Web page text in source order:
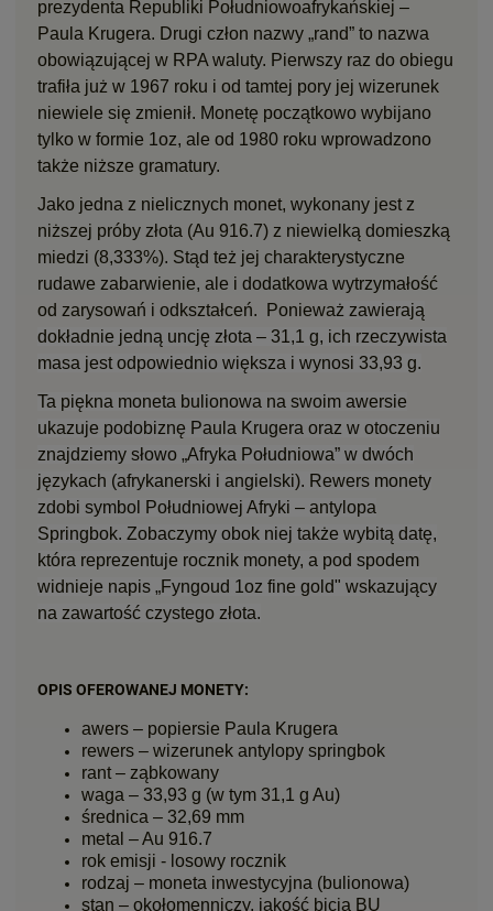
prezydenta Republiki Południowoafrykańskiej –
Paula Krugera. Drugi człon nazwy „rand” to nazwa
obowiązującej w RPA waluty. Pierwszy raz do obiegu
trafiła już w 1967 roku i od tamtej pory jej wizerunek
niewiele się zmienił. Monetę początkowo wybijano
tylko w formie 1oz, ale od 1980 roku wprowadzono
także niższe gramatury.
Jako jedna z nielicznych monet, wykonany jest z
niższej próby złota (Au 916.7) z niewielką domieszką
miedzi (8,333%). Stąd też jej charakterystyczne
rudawe zabarwienie, ale i dodatkowa wytrzymałość
od zarysowań i odkształceń. Ponieważ zawierają
dokładnie jedną uncję złota – 31,1 g, ich rzeczywista
masa jest odpowiednio większa i wynosi 33,93 g.
Ta piękna moneta bulionowa na swoim awersie
ukazuje podobiznę Paula Krugera oraz w otoczeniu
znajdziemy słowo „Afryka Południowa” w dwóch
językach (afrykanerski i angielski). Rewers monety
zdobi symbol Południowej Afryki – antylopa
Springbok. Zobaczymy obok niej także wybitą datę,
która reprezentuje rocznik monety, a pod spodem
widnieje napis „Fyngoud 1oz fine gold" wskazujący
na zawartość czystego złota.
OPIS OFEROWANEJ MONETY:
awers – popiersie Paula Krugera
rewers – wizerunek antylopy springbok
rant – ząbkowany
waga – 33,93 g (w tym 31,1 g Au)
średnica – 32,69 mm
metal – Au 916.7
rok emisji - losowy rocznik
rodzaj – moneta inwestycyjna (bulionowa)
stan – okołomenniczy, jakość bicia BU